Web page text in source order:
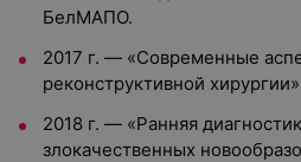
БелМАПО.
2017 г. — «Современные
реконструктивной
2018 г. — «Ранняя
злокачественных